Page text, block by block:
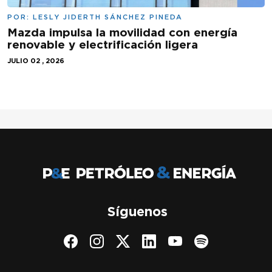
POR: LESLY JIDERTH SÁNCHEZ PINEDA
Mazda impulsa la movilidad con energía
renovable y electrificación ligera
JULIO 02 , 2026
Síguenos